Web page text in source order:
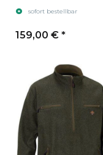
Loden Green
sofort bestellbar
159,00 € *